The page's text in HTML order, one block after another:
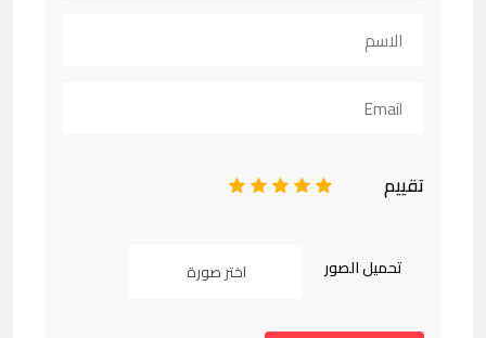
تقييم 5
4
3
2
تحميل الصور اختر صورة